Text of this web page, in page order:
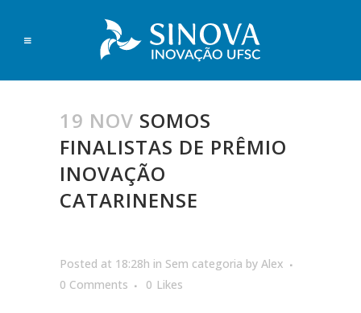
19 NOV SOMOS
FINALISTAS DE PRÊMIO
INOVAÇÃO
CATARINENSE
Posted at 18:28h in Sem categoria by Alex
0 Comments
0 Likes